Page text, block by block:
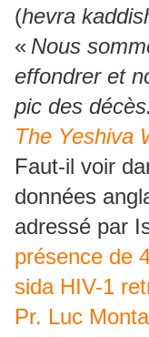
(hevra
« Nous
effondrer et
pic des décès.
The Yeshiva
Faut-il voir
données
adressé par
présence de
sida HIV-1
Pr. Luc